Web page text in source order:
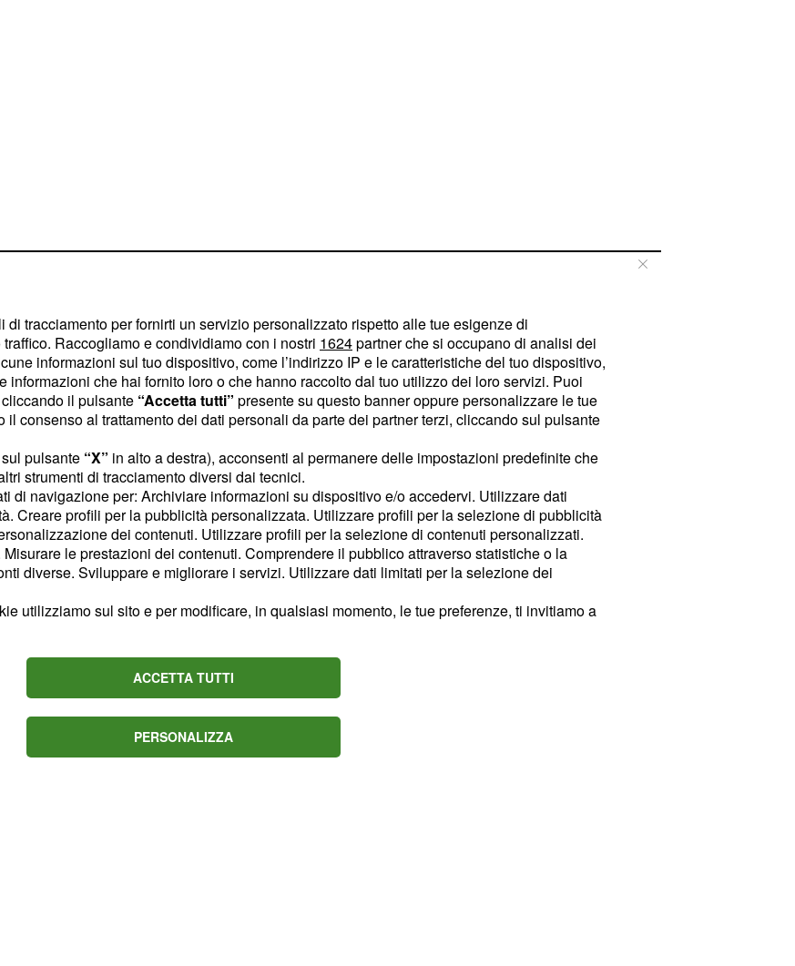
che si è ritirato al
pubblicato la sua
del libroparla
e delle sue
Fiandre 2010
della Parigi Roubaix
guarda il filmato le
è come se avesse
Probabilmente
che poi ha
di
che il campione
e che le sue
a quelle degli altri
all’uso di una bici
della
tracciamento per fornirti un servizio personalizzato rispetto alle tue esigenze di
Raccogliamo e condividiamo con i nostri 1624partner che si occupano di analisi dei
informazioni sul tuo dispositivo, come l’indirizzo IP e le caratteristiche del tuo dispositivo,
informazioni che hai fornito loro o che hanno raccolto dal tuo utilizzo dei loro servizi. Puoi
il pulsante “Accetta tutti” presente su questo banner oppure personalizzare le tue
consenso al trattamento dei dati personali da parte dei partner terzi, cliccando sul pulsante
pulsante “X” in alto a destra), acconsenti al permanere delle impostazioni predefinite che
strumenti di tracciamento diversi dai tecnici.
di navigazione per: Archiviare informazioni su dispositivo e/o accedervi. Utilizzare dati
Creare profili per la pubblicità personalizzata. Utilizzare profili per la selezione di pubblicità
dei contenuti. Utilizzare profili per la selezione di contenuti personalizzati.
le prestazioni dei contenuti. Comprendere il pubblico attraverso statistiche o la
diverse. Sviluppare e migliorare i servizi. Utilizzare dati limitati per la selezione dei
utilizziamo sul sito e per modificare, in qualsiasi momento, le tue preferenze, ti invitiamo a
ACCETTA TUTTI
PERSONALIZZA